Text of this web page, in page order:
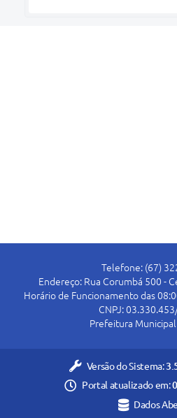
Telefone: (67)
Endereço: Rua Corumbá 500 -
Horário de Funcionamento das
CNPJ:
Prefeitura
Versão do Sistema:
Portal atualizado em:
Dados